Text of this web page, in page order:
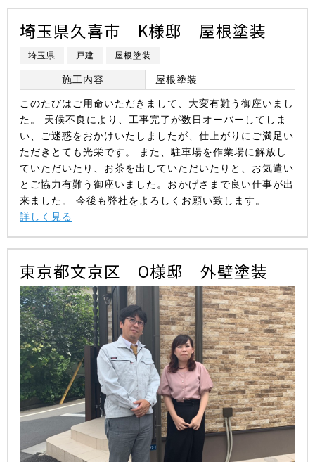
埼玉県久喜市 K様邸 屋根塗装
埼玉県 戸建 屋根塗装
施工内容 屋根塗装
このたびはご⽤命いただきまして、⼤変有難う御座いまし
た。 天候不良により、⼯事完了が数⽇オーバーしてしま
い、ご迷惑をおかけいたしましたが、仕上がりにご満⾜い
ただきとても光栄です。 また、駐⾞場を作業場に解放し
ていただいたり、お茶を出していただいたりと、お気遣い
とご協⼒有難う御座いました。おかげさまで良い仕事が出
来ました。 今後も弊社をよろしくお願い致します。
詳しく見る
東京都文京区 O様邸 外壁塗装